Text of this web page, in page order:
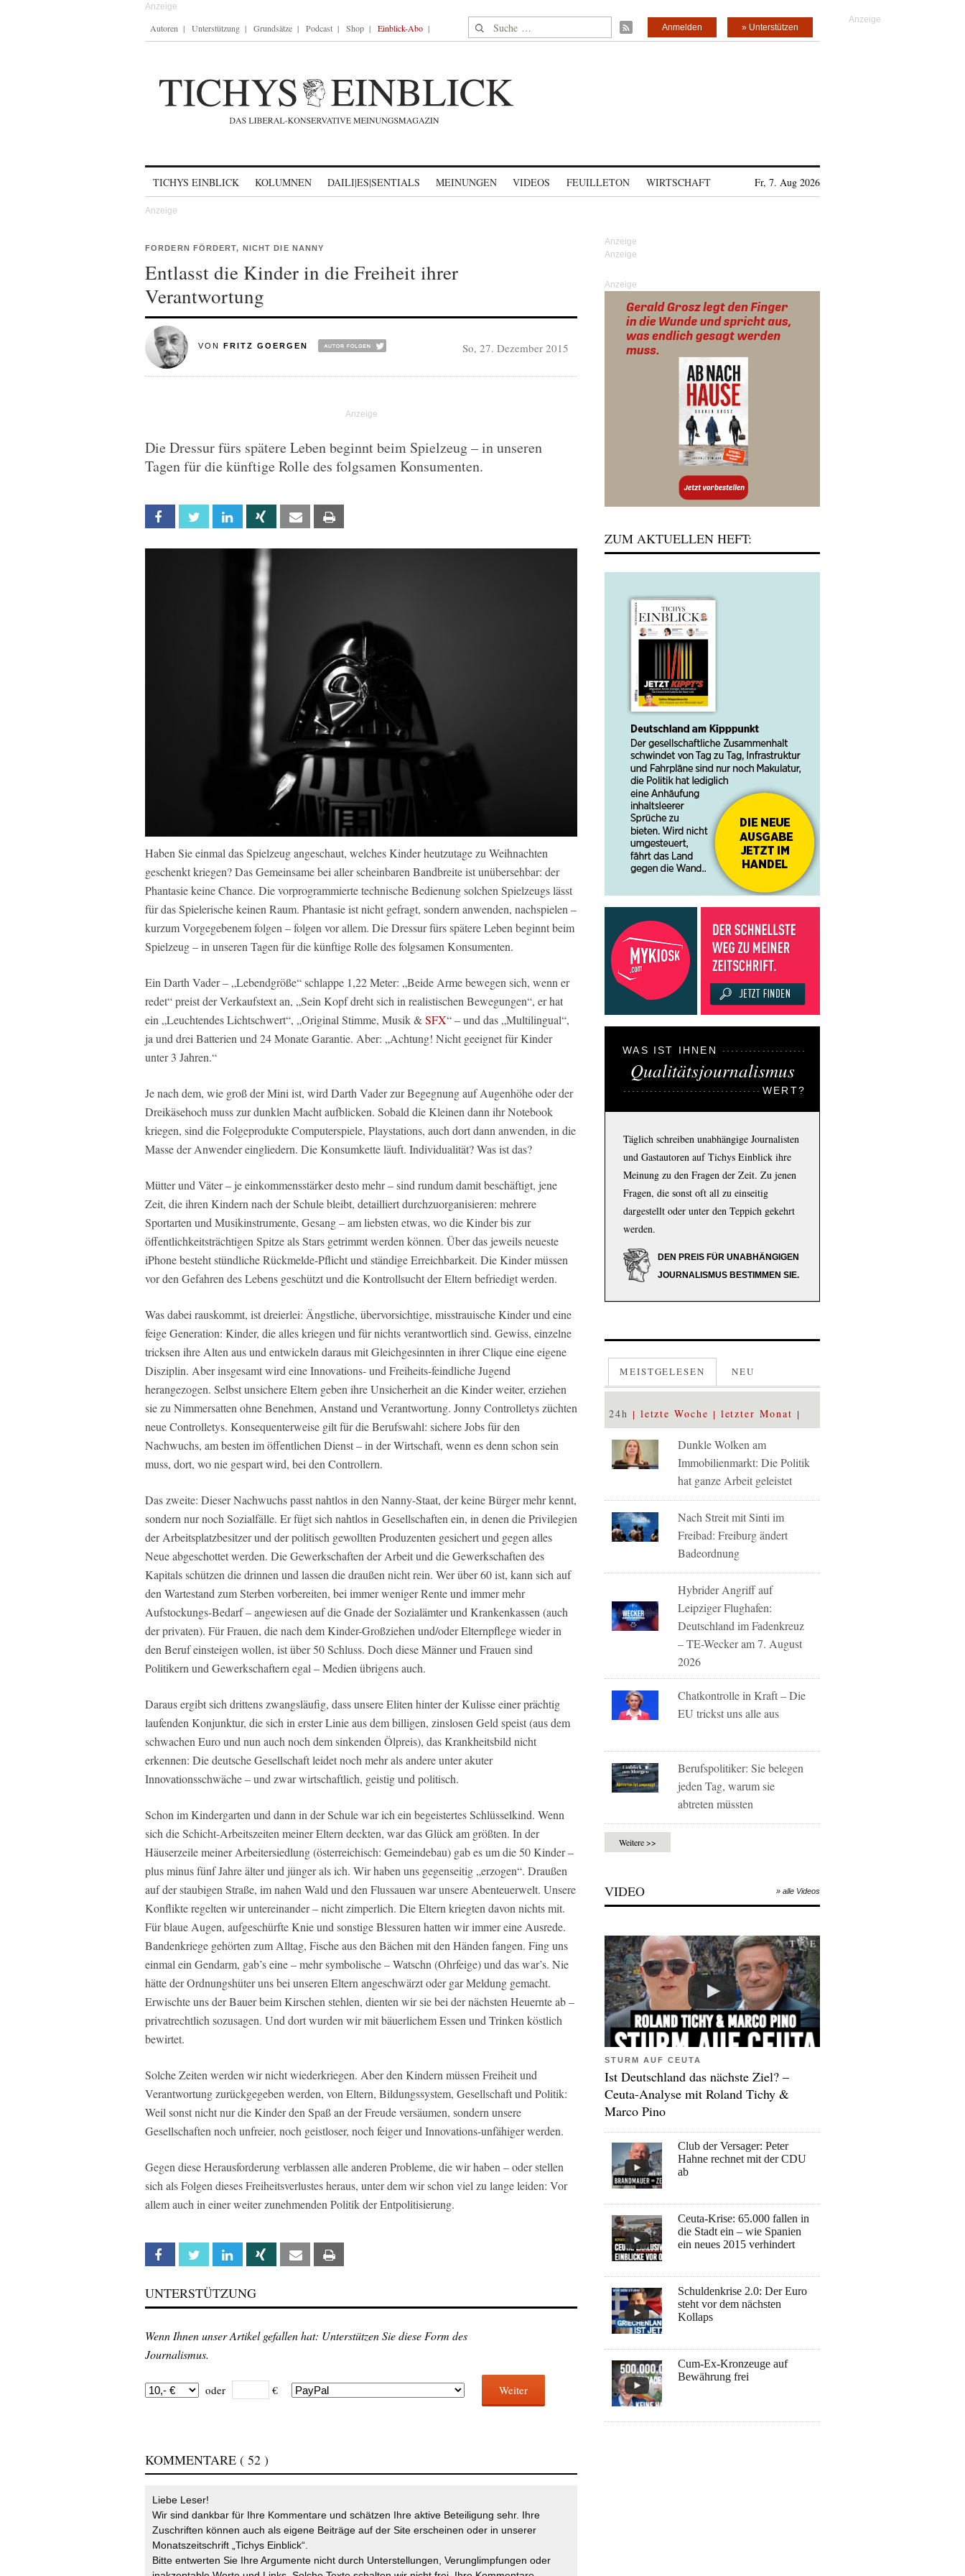
Autoren Unterstützung Grundsätze Podcast Shop Einblick-Abo Suche nach: » Unterstützen
Anmelden
TICHYS EINBLICK KOLUMNEN DAILI|ES|SENTIALS MEINUNGEN VIDEOS FEUILLETON WIRTSCHAFT Fr, 7. Aug 2026
FORDERN FÖRDERT, NICHT DIE NANNY
Entlasst die Kinder in die Freiheit ihrer
Verantwortung
VON FRITZ GOERGEN So, 27. Dezember 2015
Die Dressur fürs spätere Leben beginnt beim Spielzeug – in unseren
Tagen für die künftige Rolle des folgsamen Konsumenten.
Facebook Twitter Linkedin Xing Email
Haben Sie einmal das Spielzeug angeschaut, welches Kinder heutzutage zu Weihnachten
geschenkt kriegen? Das Gemeinsame bei aller scheinbaren Bandbreite ist unübersehbar: der
Phantasie keine Chance. Die vorprogrammierte technische Bedienung solchen Spielzeugs lässt
für das Spielerische keinen Raum. Phantasie ist nicht gefragt, sondern anwenden, nachspielen –
kurzum Vorgegebenem folgen – folgen vor allem. Die Dressur fürs spätere Leben beginnt beim
Spielzeug – in unseren Tagen für die künftige Rolle des folgsamen Konsumenten.
Ein Darth Vader – „Lebendgröße“ schlappe 1,22 Meter: „Beide Arme bewegen sich, wenn er
redet“ preist der Verkaufstext an, „Sein Kopf dreht sich in realistischen Bewegungen“, er hat
ein „Leuchtendes Lichtschwert“, „Original Stimme, Musik &SFX“ – und das „Multilingual“,
ja und drei Batterien und 24 Monate Garantie. Aber: „Achtung! Nicht geeignet für Kinder
unter 3 Jahren.“
Je nach dem, wie groß der Mini ist, wird Darth Vader zur Begegnung auf Augenhöhe oder der
Dreikäsehoch muss zur dunklen Macht aufblicken. Sobald die Kleinen dann ihr Notebook
kriegen, sind die Folgeprodukte Computerspiele, Playstations, auch dort dann anwenden, in die
Masse der Anwender eingliedern. Die Konsumkette läuft. Individualität? Was ist das?
Mütter und Väter – je einkommensstärker desto mehr – sind rundum damit beschäftigt, jene
Zeit, die ihren Kindern nach der Schule bleibt, detailliert durchzuorganisieren: mehrere
Sportarten und Musikinstrumente, Gesang – am liebsten etwas, wo die Kinder bis zur
öffentlichkeitsträchtigen Spitze als Stars getrimmt werden können. Über das jeweils neueste
iPhone besteht stündliche Rückmelde-Pflicht und ständige Erreichbarkeit. Die Kinder müssen
vor den Gefahren des Lebens geschützt und die Kontrollsucht der Eltern befriedigt werden.
Was dabei rauskommt, ist dreierlei: Ängstliche, übervorsichtige, misstrauische Kinder und eine
feige Generation: Kinder, die alles kriegen und für nichts verantwortlich sind. Gewiss, einzelne
tricksen ihre Alten aus und entwickeln daraus mit Gleichgesinnten in ihrer Clique eine eigene
Disziplin. Aber insgesamt wird eine Innovations- und Freiheits-feindliche Jugend
herangezogen. Selbst unsichere Eltern geben ihre Unsicherheit an die Kinder weiter, erziehen
sie zu Nimmersatten ohne Benehmen, Anstand und Verantwortung. Jonny Controlletys züchten
neue Controlletys. Konsequenterweise gilt für die Berufswahl: sichere Jobs für den
Nachwuchs, am besten im öffentlichen Dienst – in der Wirtschaft, wenn es denn schon sein
muss, dort, wo nie gespart wird, bei den Controllern.
Das zweite: Dieser Nachwuchs passt nahtlos in den Nanny-Staat, der keine Bürger mehr kennt,
sondern nur noch Sozialfälle. Er fügt sich nahtlos in Gesellschaften ein, in denen die Privilegien
der Arbeitsplatzbesitzer und der politisch gewollten Produzenten gesichert und gegen alles
Neue abgeschottet werden. Die Gewerkschaften der Arbeit und die Gewerkschaften des
Kapitals schützen die drinnen und lassen die draußen nicht rein. Wer über 60 ist, kann sich auf
den Wartestand zum Sterben vorbereiten, bei immer weniger Rente und immer mehr
Aufstockungs-Bedarf – angewiesen auf die Gnade der Sozialämter und Krankenkassen (auch
der privaten). Für Frauen, die nach dem Kinder-Großziehen und/oder Elternpflege wieder in
den Beruf einsteigen wollen, ist über 50 Schluss. Doch diese Männer und Frauen sind
Politikern und Gewerkschaftern egal – Medien übrigens auch.
Daraus ergibt sich drittens zwangsläufig, dass unsere Eliten hinter der Kulisse einer prächtig
laufenden Konjunktur, die sich in erster Linie aus dem billigen, zinslosen Geld speist (aus dem
schwachen Euro und nun auch noch dem sinkenden Ölpreis), das Krankheitsbild nicht
erkennen: Die deutsche Gesellschaft leidet noch mehr als andere unter akuter
Innovationsschwäche – und zwar wirtschaftlich, geistig und politisch.
Schon im Kindergarten und dann in der Schule war ich ein begeistertes Schlüsselkind. Wenn
sich die Schicht-Arbeitszeiten meiner Eltern deckten, war das Glück am größten. In der
Häuserzeile meiner Arbeitersiedlung (österreichisch: Gemeindebau) gab es um die 50 Kinder –
plus minus fünf Jahre älter und jünger als ich. Wir haben uns gegenseitig „erzogen“. Draußen
auf der staubigen Straße, im nahen Wald und den Flussauen war unsere Abenteuerwelt. Unsere
Konflikte regelten wir untereinander – nicht zimperlich. Die Eltern kriegten davon nichts mit.
Für blaue Augen, aufgeschürfte Knie und sonstige Blessuren hatten wir immer eine Ausrede.
Bandenkriege gehörten zum Alltag, Fische aus den Bächen mit den Händen fangen. Fing uns
einmal ein Gendarm, gab’s eine – mehr symbolische – Watschn (Ohrfeige) und das war’s. Nie
hätte der Ordnungshüter uns bei unseren Eltern angeschwärzt oder gar Meldung gemacht.
Erwischte uns der Bauer beim Kirschen stehlen, dienten wir sie bei der nächsten Heuernte ab –
privatrechtlich sozusagen. Und dort wurden wir mit bäuerlichem Essen und Trinken köstlich
bewirtet.
Solche Zeiten werden wir nicht wiederkriegen. Aber den Kindern müssen Freiheit und
Verantwortung zurückgegeben werden, von Eltern, Bildungssystem, Gesellschaft und Politik:
Weil sonst nicht nur die Kinder den Spaß an der Freude versäumen, sondern unsere
Gesellschaften noch unfreier, noch geistloser, noch feiger und Innovations-unfähiger werden.
Gegen diese Herausforderung verblassen alle anderen Probleme, die wir haben – oder stellen
sich als Folgen dieses Freiheitsverlustes heraus, unter dem wir schon viel zu lange leiden: Vor
allem auch in einer weiter zunehmenden Politik der Entpolitisierung.
Facebook Twitter Linkedin Xing Email
UNTERSTÜTZUNG
Wenn Ihnen unser Artikel gefallen hat: Unterstützen Sie diese Form des
Journalismus.
oder € Weiter
KOMMENTARE ( 52 )
Liebe Leser!
Wir sind dankbar für Ihre Kommentare und schätzen Ihre aktive Beteiligung sehr. Ihre
Zuschriften können auch als eigene Beiträge auf der Site erscheinen oder in unserer
Monatszeitschrift „Tichys Einblick“.
Bitte entwerten Sie Ihre Argumente nicht durch Unterstellungen, Verunglimpfungen oder
Anzeige
ZUM AKTUELLEN HEFT:
WAS IST IHNEN
Qualitätsjournalismus
WERT?
Täglich schreiben unabhängige Journalisten
und Gastautoren auf Tichys Einblick ihre
Meinung zu den Fragen der Zeit. Zu jenen
Fragen, die sonst oft all zu einseitig
dargestellt oder unter den Teppich gekehrt
werden.
DEN PREIS FÜR UNABHÄNGIGEN
JOURNALISMUS BESTIMMEN SIE.
MEISTGELESEN NEU
24h letzte Woche letzter Monat
Dunkle Wolken am
Immobilienmarkt: Die Politik
hat ganze Arbeit geleistet
Nach Streit mit Sinti im
Freibad: Freiburg ändert
Badeordnung
Hybrider Angriff auf
Leipziger Flughafen:
Deutschland im Fadenkreuz
– TE-Wecker am 7. August
2026
Chatkontrolle in Kraft – Die
EU trickst uns alle aus
Berufspolitiker: Sie belegen
jeden Tag, warum sie
abtreten müssten
Weitere >>
VIDEO » alle Videos
STURM AUF CEUTA
Ist Deutschland das nächste Ziel? –
Ceuta-Analyse mit Roland Tichy &
Marco Pino
Club der Versager: Peter
Hahne rechnet mit der CDU
ab
Ceuta-Krise: 65.000 fallen in
die Stadt ein – wie Spanien
ein neues 2015 verhindert
Schuldenkrise 2.0: Der Euro
steht vor dem nächsten
Kollaps
Cum-Ex-Kronzeuge auf
Bewährung frei